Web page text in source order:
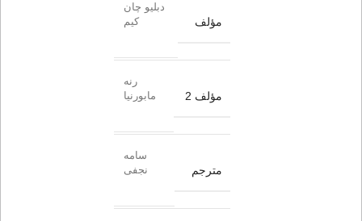
مؤلف
دبلیو چان
کیم
مؤلف 2
رنه
مابورنیا
مترجم
سامه
نجفی